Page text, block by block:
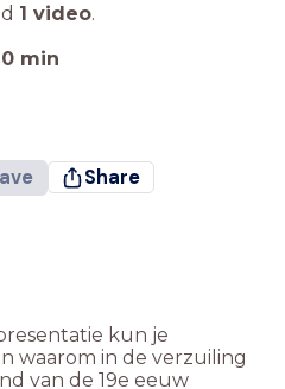
1 video.
min
Share
kun je
waarom in de verzuiling
van de 19e eeuw